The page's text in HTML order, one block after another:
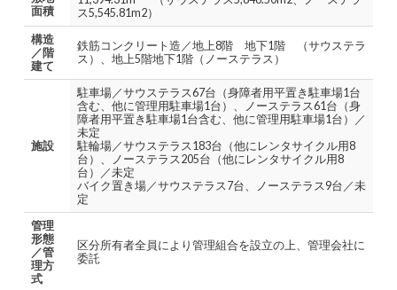
面積
ス5,545.81m2）
構造
／階
建て
鉄筋コンクリート造／地上8階 地下1階 （サウステラ
ス）、地上5階地下1階（ノーステラス）
施設
駐車場／サウステラス67台（身障者用平置き駐車場1台
含む、他に管理用駐車場1台）、ノーステラス61台（身
障者用平置き駐車場1台含む、他に管理用駐車場1台）／
未定
駐輪場／サウステラス183台（他にレンタサイクル用8
台）、ノーステラス205台（他にレンタサイクル用8
台）／未定
バイク置き場／サウステラス7台、ノーステラス9台／未
定
管理
形態
／管
理方
式
区分所有者全員により管理組合を設立の上、管理会社に
委託